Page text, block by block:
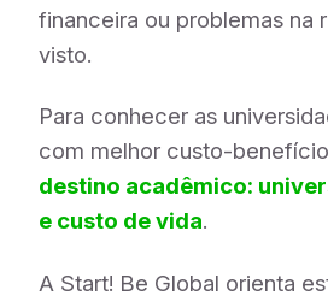
financeira ou problemas na
visto.
Para conhecer as
com melhor custo-
destino acadêmico:
e custo de vida.
A Start! Be Global orienta